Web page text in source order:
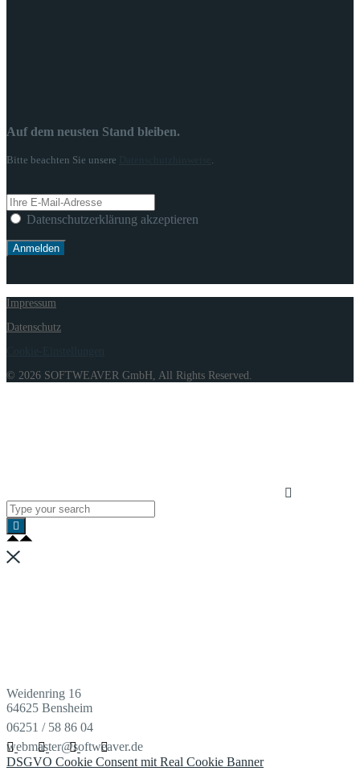
Auf dem neusten Stand bleiben.
Bitte beachten Sie unsere
Datenschutzerklärung akzeptieren
Impressum
Datenschutz
© 2026 SOFTWEAVER GmbH, All Rights Reserved.
Weidenring 16
64625 Bensheim
06251 / 58 86 04
webmaster@softweaver.de
DSGVO Cookie Consent mit Real Cookie Banner